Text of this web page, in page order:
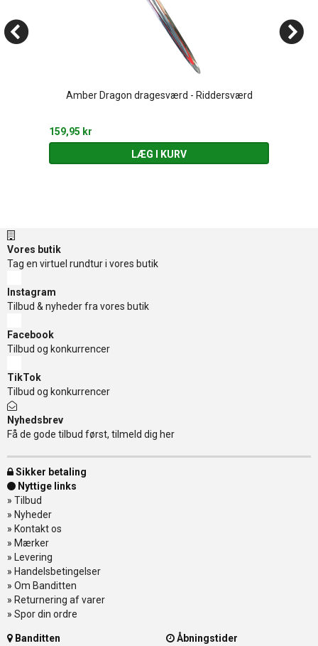
Amber Dragon dragesværd - Riddersværd
159,95 kr
LÆG I KURV
Vores butik
Tag en virtuel rundtur i vores butik
Instagram
Tilbud & nyheder fra vores butik
Facebook
Tilbud og konkurrencer
TikTok
Tilbud og konkurrencer
Nyhedsbrev
Få de gode tilbud først, tilmeld dig her
Sikker betaling
Nyttige links
» Tilbud
» Nyheder
» Kontakt os
» Mærker
» Levering
» Handelsbetingelser
» Om Banditten
» Returnering af varer
» Spor din ordre
Banditten Åbningstider